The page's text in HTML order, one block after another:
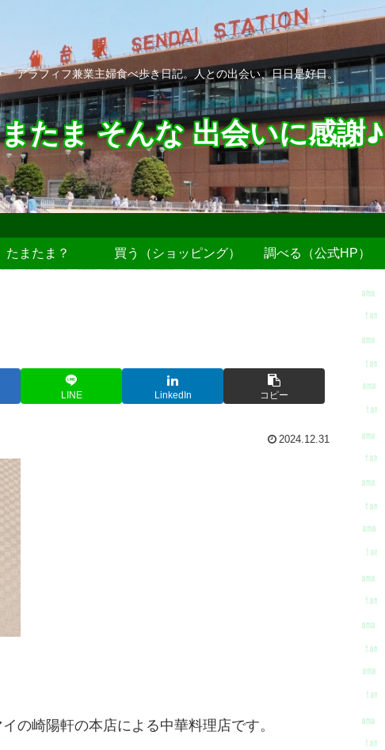
アラフィフ兼業主婦食べ歩き日記。人との出会い、日日是好日。
たま そんな 出会いに感謝♪
たまたま？ 買う（ショッピング） 調べる（公式HP）
LINE LinkedIn コピー
2024.12.31
の崎陽軒の本店による中華料理店です。